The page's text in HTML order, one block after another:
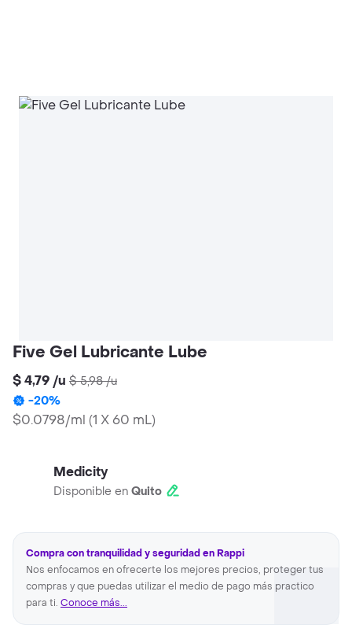
Five Gel Lubricante Lube
$ 4,79 /u $ 5,98/u
-20%
$0.0798/ml (1 X 60 mL)
Medicity
Disponible en Quito
Compra con tranquilidad y seguridad en Rappi
Nos enfocamos en ofrecerte los mejores precios, proteger tus
compras y que puedas utilizar el medio de pago más practico
para ti. Conoce más...